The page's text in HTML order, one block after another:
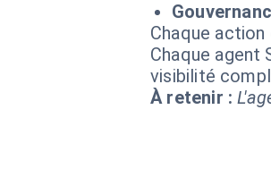
Chaque
Chaque agent
visibilité
À retenir :